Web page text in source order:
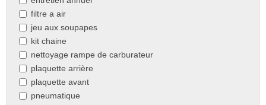
filtre a air
jeu aux soupapes
kit chaine
nettoyage rampe de carburateur
plaquette arrière
plaquette avant
pneumatique